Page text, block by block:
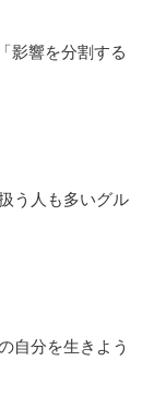
影響を分割する
う人も多いグル
自分を生きよう